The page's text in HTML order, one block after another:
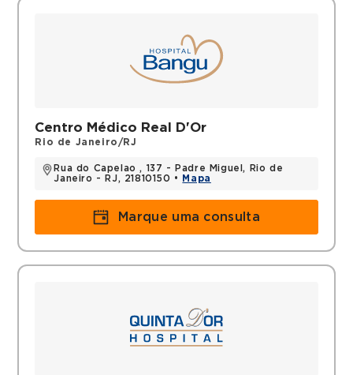
Centro Médico Real D'Or
Rio de Janeiro/RJ
Rua do Capelao , 137 - Padre Miguel, Rio de
Janeiro - RJ, 21810150 •
Mapa
Marque uma consulta